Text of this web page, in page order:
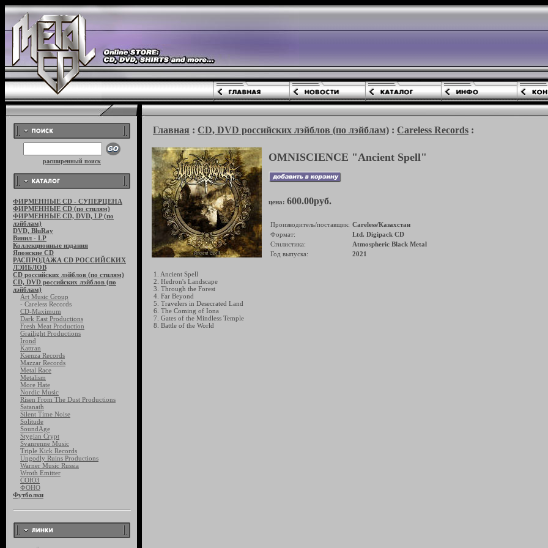
расширенный поиск
ФИРМЕННЫЕ CD - СУПЕРЦЕНА
ФИРМЕННЫЕ CD (по стилям)
ФИРМЕННЫЕ CD, DVD, LP (по
лэйблам)
DVD, BluRay
Винил - LP
Коллекционные издания
Японские CD
РАСПРОДАЖА CD РОССИЙСКИХ
ЛЭЙБЛОВ
CD российских лэйблов (по стилям)
CD, DVD российских лэйблов (по
лэйблам)
Art Music Group
- Careless Records
CD-Maximum
Dark East Productions
Fresh Meat Production
Grailight Productions
Irond
Kattran
Ksenza Records
Mazzar Records
Metal Race
Metalism
More Hate
Nordic Music
Risen From The Dust Productions
Satanath
Silent Time Noise
Solitude
SoundAge
Stygian Crypt
Svanrenne Music
Triple Kick Records
Ungodly Ruins Productions
Warner Music Russia
Wroth Emitter
СОЮЗ
ФОНО
Футболки
Главная : CD, DVD российских лэйблов (по лэйблам) : Careless Records :
OMNISCIENCE "Ancient Spell"
цена: 600.00руб.
Производитель/поставщик: Careless/Казахстан
Формат:
Ltd. Digipack CD
Стилистика:
Atmospheric Black Metal
Год выпуска:
2021
1. Ancient Spell
2. Hedron's Landscape
3. Through the Forest
4. Far Beyond
5. Travelers in Desecrated Land
6. The Coming of Iona
7. Gates of the Mindless Temple
8. Battle of the World